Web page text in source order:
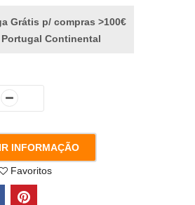
Grátis p/ compras >100€
Portugal Continental
INFORMAÇÃO
Favoritos